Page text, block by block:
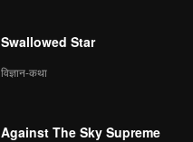
Swallowed Star
विज्ञान-कथा
Against The Sky Supreme